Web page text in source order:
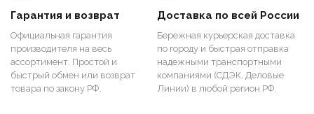
Гарантия и возврат
Официальная гарантия
производителя на весь
ассортимент. Простой и
быстрый обмен или возврат
товара по закону РФ.
Доставка по всей России
Бережная курьерская доставка
по городу и быстрая отправка
надежными транспортными
компаниями (СДЭК, Деловые
Линии) в любой регион РФ.